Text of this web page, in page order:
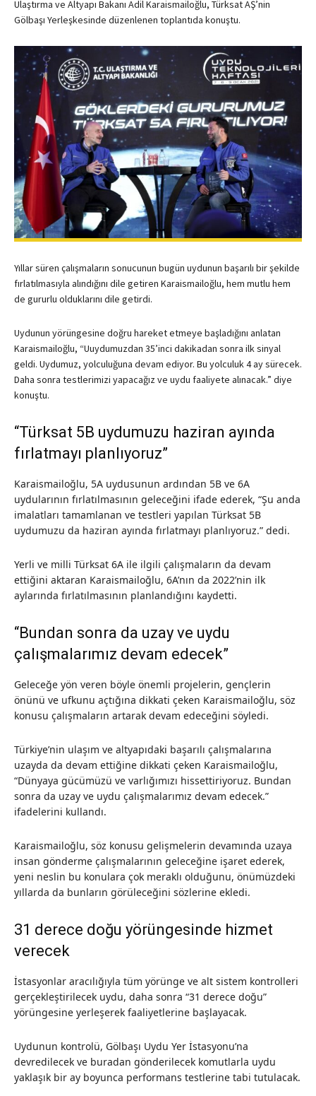
Ulaştırma ve Altyapı Bakanı Adil Karaismailoğlu, Türksat AŞ’nin
Gölbaşı Yerleşkesinde düzenlenen toplantıda konuştu.
Yıllar süren çalışmaların sonucunun bugün uydunun başarılı bir şekilde
fırlatılmasıyla alındığını dile getiren Karaismailoğlu, hem mutlu hem
de gururlu olduklarını dile getirdi.
Uydunun yörüngesine doğru hareket etmeye başladığını anlatan
Karaismailoğlu, “Uuydumuzdan 35’inci dakikadan sonra ilk sinyal
geldi. Uydumuz, yolculuğuna devam ediyor. Bu yolculuk 4 ay sürecek.
Daha sonra testlerimizi yapacağız ve uydu faaliyete alınacak.” diye
konuştu.
“Türksat 5B uydumuzu haziran ayında
fırlatmayı planlıyoruz”
Karaismailoğlu, 5A uydusunun ardından 5B ve 6A
uydularının fırlatılmasının geleceğini ifade ederek, “Şu anda
imalatları tamamlanan ve testleri yapılan Türksat 5B
uydumuzu da haziran ayında fırlatmayı planlıyoruz.” dedi.
Yerli ve milli Türksat 6A ile ilgili çalışmaların da devam
ettiğini aktaran Karaismailoğlu, 6A’nın da 2022’nin ilk
aylarında fırlatılmasının planlandığını kaydetti.
“Bundan sonra da uzay ve uydu
çalışmalarımız devam edecek”
Geleceğe yön veren böyle önemli projelerin, gençlerin
önünü ve ufkunu açtığına dikkati çeken Karaismailoğlu, söz
konusu çalışmaların artarak devam edeceğini söyledi.
Türkiye’nin ulaşım ve altyapıdaki başarılı çalışmalarına
uzayda da devam ettiğine dikkati çeken Karaismailoğlu,
“Dünyaya gücümüzü ve varlığımızı hissettiriyoruz. Bundan
sonra da uzay ve uydu çalışmalarımız devam edecek.”
ifadelerini kullandı.
Karaismailoğlu, söz konusu gelişmelerin devamında uzaya
insan gönderme çalışmalarının geleceğine işaret ederek,
yeni neslin bu konulara çok meraklı olduğunu, önümüzdeki
yıllarda da bunların görüleceğini sözlerine ekledi.
31 derece doğu yörüngesinde hizmet
verecek
İstasyonlar aracılığıyla tüm yörünge ve alt sistem kontrolleri
gerçekleştirilecek uydu, daha sonra “31 derece doğu”
yörüngesine yerleşerek faaliyetlerine başlayacak.
Uydunun kontrolü, Gölbaşı Uydu Yer İstasyonu’na
devredilecek ve buradan gönderilecek komutlarla uydu
yaklaşık bir ay boyunca performans testlerine tabi tutulacak.